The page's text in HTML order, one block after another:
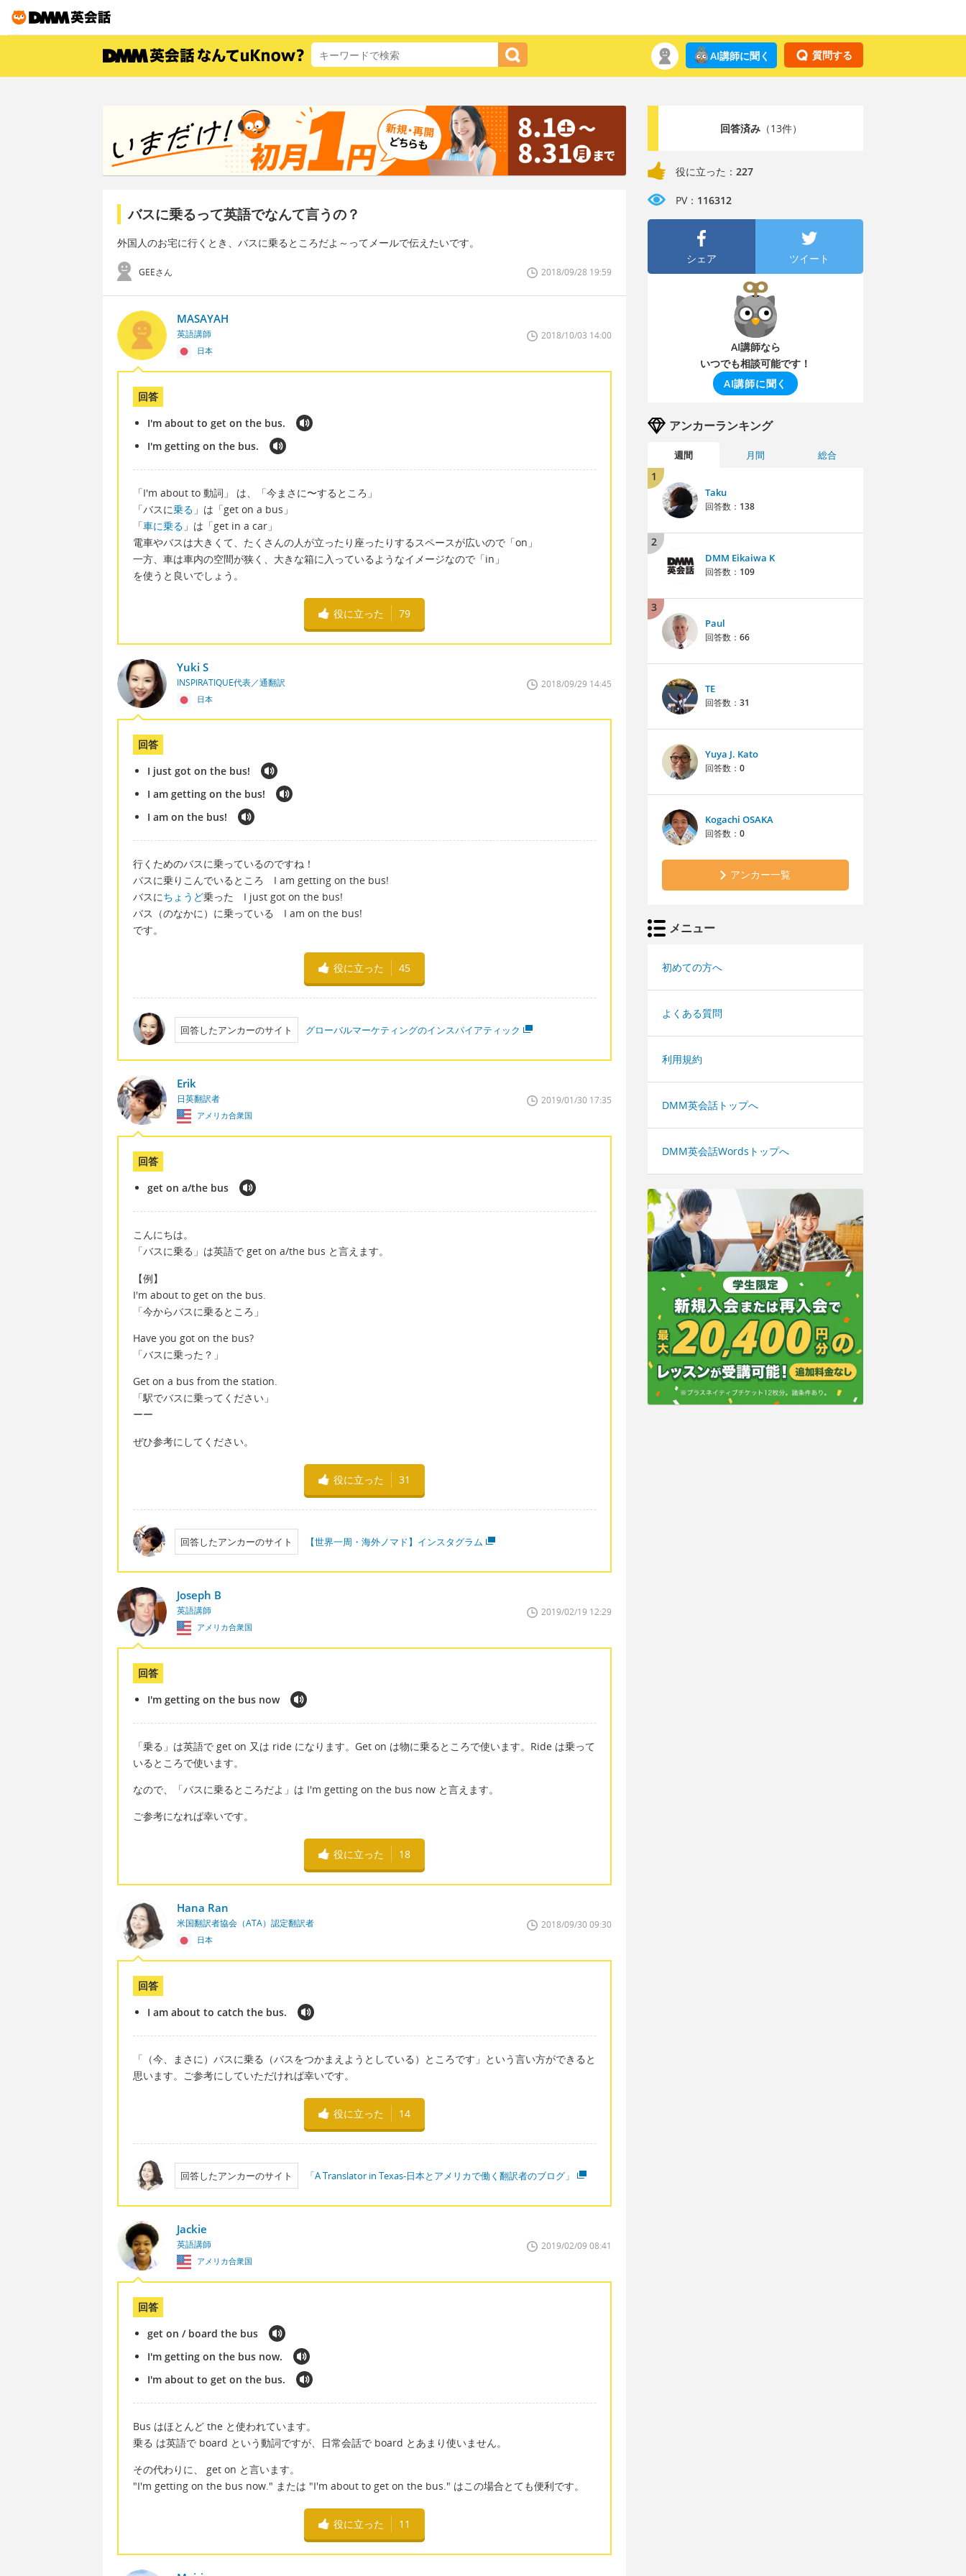
質問する
AI講師に聞く
バスに乗るって英語でなんて言うの？
外国人のお宅に行くとき、バスに乗るところだよ～ってメールで伝えたいです。
GEEさん 2018/09/28 19:59
MASAYAH
英語講師
日本
2018/10/03 14:00
回答
I'm about to get on the bus.
I'm getting on the bus.
「I'm about to 動詞」 は、「今まさに〜するところ」
「バスに乗る 」は「get on a bus」
「車に乗る 」は「get in a car」
電車やバスは大きくて、たくさんの人が立ったり座ったりするスペースが広いので「on」
一方、車は車内の空間が狭く、大きな箱に入っているようなイメージなので「in」
を使うと良いでしょう。
役に立った 79
Yuki S
INSPIRATIQUE代表／通翻訳
日本
2018/09/29 14:45
回答
I just got on the bus!
I am getting on the bus!
I am on the bus!
行くためのバスに乗っているのですね！
バスに乗りこんでいるところ I am getting on the bus!
バスにちょうど乗った I just got on the bus!
バス（のなかに）に乗っている I am on the bus!
です。
役に立った 45
回答したアンカーのサイト グローバルマーケティングのインスパイアティック
Erik
日英翻訳者
アメリカ合衆国
2019/01/30 17:35
回答
get on a/the bus
こんにちは。
「バスに乗る」は英語で get on a/the bus と言えます。
【例】
I'm about to get on the bus.
「今からバスに乗るところ」
Have you got on the bus?
「バスに乗った？」
Get on a bus from the station.
「駅でバスに乗ってください」
ーー
ぜひ参考にしてください。
役に立った 31
回答したアンカーのサイト 【世界一周・海外ノマド】インスタグラム
Joseph B
英語講師
アメリカ合衆国
2019/02/19 12:29
回答
I'm getting on the bus now
「乗る」は英語で get on 又は ride になります。Get on は物に乗るところで使います。Ride は乗って
いるところで使います。
なので、「バスに乗るところだよ」は I'm getting on the bus now と言えます。
ご参考になれば幸いです。
役に立った 18
Hana Ran
米国翻訳者協会（ATA）認定翻訳者
日本
2018/09/30 09:30
回答
I am about to catch the bus.
「（今、まさに）バスに乗る（バスをつかまえようとしている）ところです」という言い方ができると
思います。ご参考にしていただければ幸いです。
役に立った 14
回答したアンカーのサイト 「A Translator in Texas-日本とアメリカで働く翻訳者のブログ」
Jackie
英語講師
アメリカ合衆国
2019/02/09 08:41
回答
get on / board the bus
I'm getting on the bus now.
I'm about to get on the bus.
Bus はほとんど the と使われています。
乗る は英語で board という動詞ですが、日常会話で board とあまり使いません。
その代わりに、 get on と言います。
"I'm getting on the bus now." または "I'm about to get on the bus." はこの場合とても便利です。
役に立った 11
回答済み（13件）
役に立った： 227
PV： 116312
シェア ツイート
AI講師なら
いつでも相談可能です！
AI講師に聞く
アンカーランキング
週間 月間 総合
1
Taku
回答数： 138
2
DMM Eikaiwa K
回答数： 109
3
Paul
回答数： 66
TE
回答数： 31
Yuya J. Kato
回答数： 0
Kogachi OSAKA
回答数： 0
アンカー一覧
メニュー
初めての方へ
よくある質問
利用規約
DMM英会話トップへ
DMM英会話Wordsトップへ